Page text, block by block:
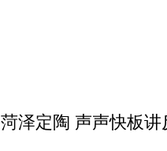
菏泽定陶 声声